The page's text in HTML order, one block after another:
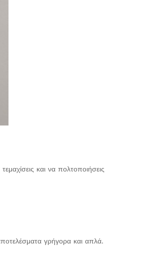
και να πολτοποιήσεις
γρήγορα και απλά.